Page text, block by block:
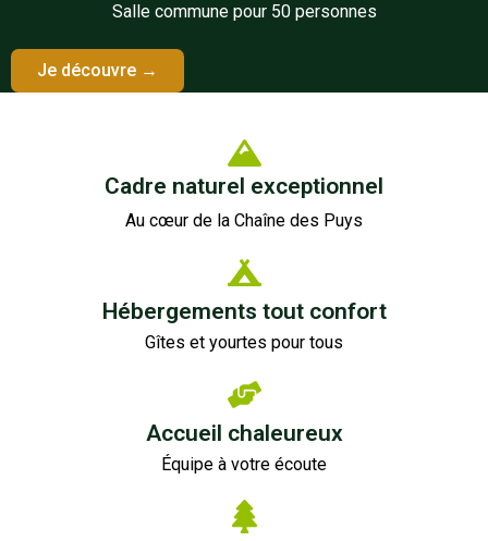
Salle commune pour 50 personnes
Je découvre →
Cadre naturel exceptionnel
Au cœur de la Chaîne des Puys
Hébergements tout confort
Gîtes et yourtes pour tous
Accueil chaleureux
Équipe à votre écoute